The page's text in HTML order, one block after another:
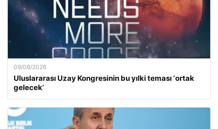
09/08/2026
Uluslararası Uzay Kongresinin bu yılki teması ‘ortak
gelecek’